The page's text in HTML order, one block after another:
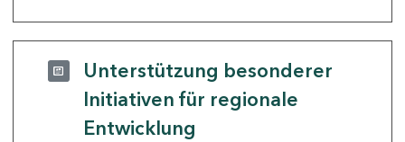
Unterstützung besonderer
Initiativen für regionale
Entwicklung